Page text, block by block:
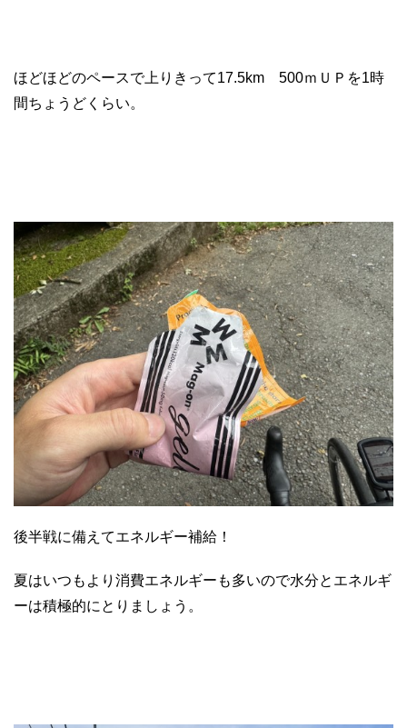
ほどほどのペースで上りきって17.5km 500ｍＵＰを1時
間ちょうどくらい。
後半戦に備えてエネルギー補給！
夏はいつもより消費エネルギーも多いので水分とエネルギ
ーは積極的にとりましょう。